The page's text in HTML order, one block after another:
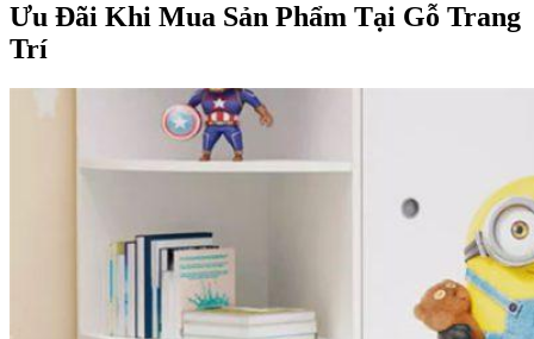
Ưu Đãi Khi Mua Sản Phẩm Tại Gỗ Trang
Trí